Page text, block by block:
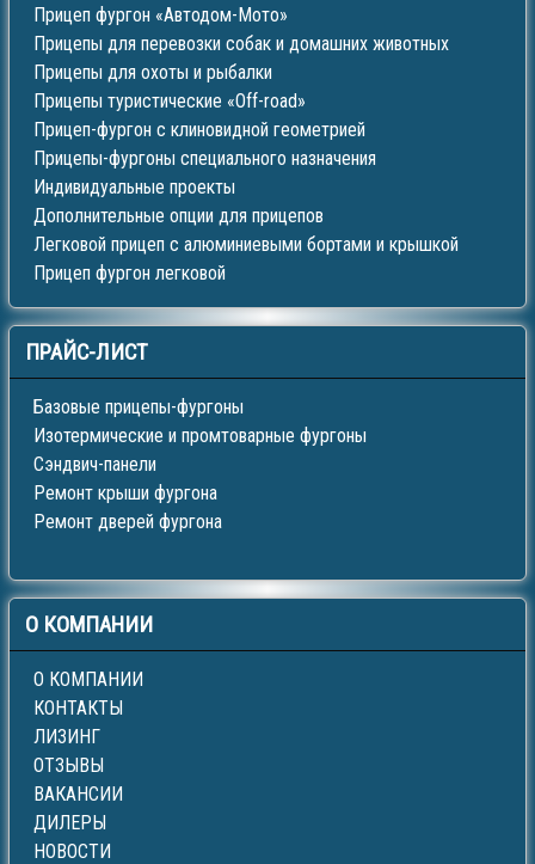
Прицеп фургон «Автодом-Мото»
Прицепы для перевозки собак и домашних животных
Прицепы для охоты и рыбалки
Прицепы туристические «Off-road»
Прицеп-фургон с клиновидной геометрией
Прицепы-фургоны специального назначения
Индивидуальные проекты
Дополнительные опции для прицепов
Легковой прицеп с алюминиевыми бортами и крышкой
Прицеп фургон легковой
ПРАЙС-ЛИСТ
Базовые прицепы-фургоны
Изотермические и промтоварные фургоны
Сэндвич-панели
Ремонт крыши фургона
Ремонт дверей фургона
О КОМПАНИИ
О КОМПАНИИ
КОНТАКТЫ
ЛИЗИНГ
ОТЗЫВЫ
ВАКАНСИИ
ДИЛЕРЫ
НОВОСТИ